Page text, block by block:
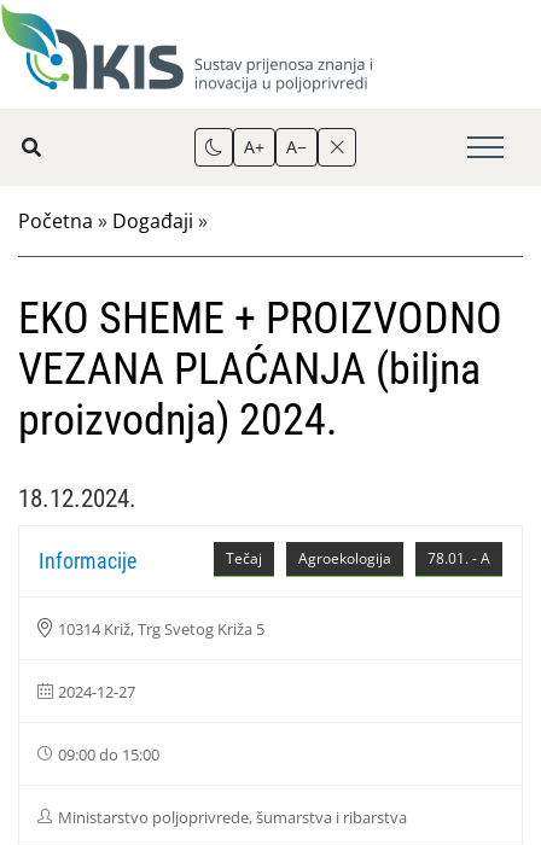
A+ A−
Početna » Događaji »
EKO SHEME + PROIZVODNO
VEZANA PLAĆANJA (biljna
proizvodnja) 2024.
18.12.2024.
78.01. - A
Agroekologija
Tečaj
Informacije
10314 Križ, Trg Svetog Križa 5
2024-12-27
09:00 do 15:00
Ministarstvo poljoprivrede, šumarstva i ribarstva